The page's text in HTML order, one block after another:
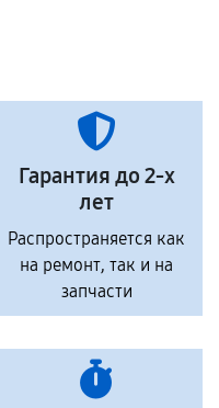
Гарантия до 2-х
лет
Распространяется как
на ремонт, так и на
запчасти